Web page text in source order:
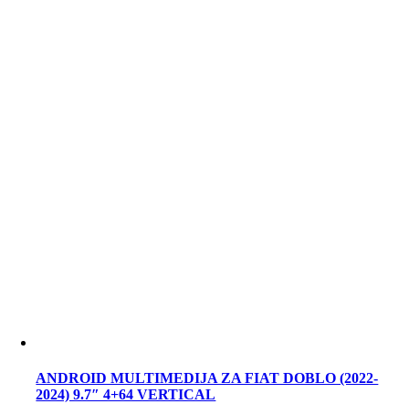
ANDROID MULTIMEDIJA ZA FIAT DOBLO (2022-
2024) 9.7″ 4+64 VERTICAL